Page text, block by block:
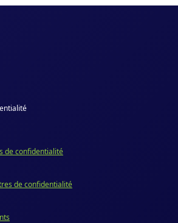
de confidentialité
de confidentialité